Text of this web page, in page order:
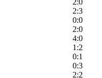
2:0
2:3
0:0
2:0
4:0
1:2
0:1
0:3
2:2